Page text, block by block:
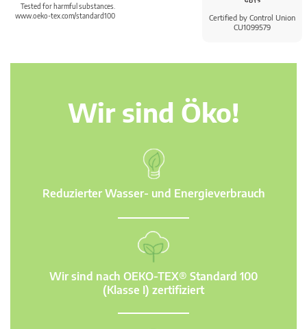
Certified by Control Union
CU1099579
Tested for harmful substances.
www.oeko-tex.com/standard100
Wir sind Öko!
Reduzierter Wasser- und Energieverbrauch
Wir sind nach OEKO-TEX® Standard 100
(Klasse I) zertifiziert